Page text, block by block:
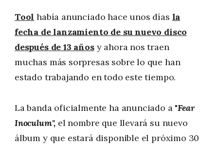
Tool había anunciado hace unos días la
fecha de lanzamiento de su nuevo disco
después de 13 añosy ahora nos traen
muchas más sorpresas sobre lo que han
estado trabajando en todo este tiempo.
La banda oficialmente ha anunciado a "Fear
Inoculum", el nombre que llevará su nuevo
álbum y que estará disponible el próximo 30